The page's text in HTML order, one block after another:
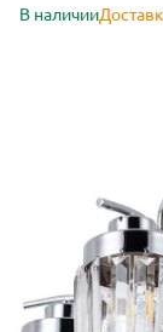
В наличии